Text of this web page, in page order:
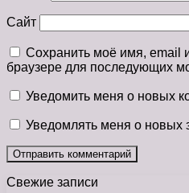
Сайт
Сохранить моё имя, email
браузере для последующих
Уведомить меня о новых
Уведомлять меня о новых
Свежие записи